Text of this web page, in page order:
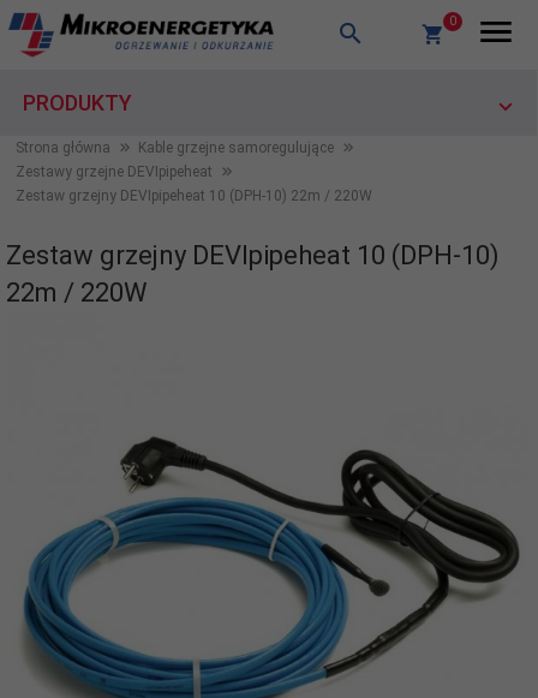
0
PRODUKTY
Strona główna
Kable grzejne samoregulujące
Zestawy grzejne DEVIpipeheat
Zestaw grzejny DEVIpipeheat 10 (DPH-10) 22m / 220W
Zestaw grzejny DEVIpipeheat 10 (DPH-10)
22m / 220W